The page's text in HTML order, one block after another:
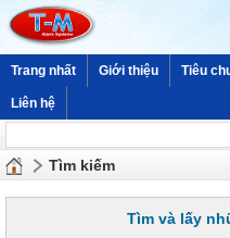
Trang nhất Giới thiệu Tiêu
Liên hệ
Tìm kiếm
Tìm và lấy